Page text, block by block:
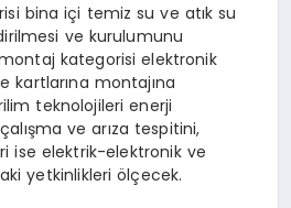
bina içi temiz su ve atık su
ve kurulumunu
kategorisi elektronik
kartlarına montajına
teknolojileri enerji
ve arıza tespitini,
ise elektrik-elektronik ve
yetkinlikleri ölçecek.